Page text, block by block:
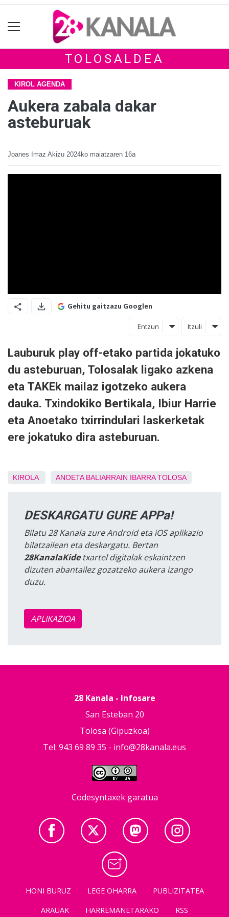
TOLOSALDEA
KIROL AGENDA
Aukera zabala dakar
asteburuak
Joanes Imaz Akizu 2024ko maiatzaren 16a
Gehitu gaitzazu Googlen
Entzun Itzuli
Lauburuk play off-etako partida jokatuko
du asteburuan, Tolosalak ligako azkena
eta TAKEk mailaz igotzeko aukera
dauka. Txindokiko Bertikala, Ibiur Harrie
eta Anoetako txirrindulari laskerketak
ere jokatuko dira asteburuan.
KIROLA ANOETA BALIARRAIN IBARRA TOLOSA
DESKARGATU GURE APPa!
Bilatu 28 Kanala zure Android eta iOS aplikazio
bilatzailean eta deskargatu. Bertan
28KanalaKidetxartel digitalak eskaintzen
dizuten abantailez gozatzeko aukera izango
duzu.
APLIKAZIOA
28 Kanala - Infosare
San Esteban 20
Tolosa (Gipuzkoa)
Tel: 943 69 89 35 - info@28kanala.eus
Codesyntaxek garatua
HONI BURUZ LEGE OHARRA
PUBLIZITATEA
ARAUAK
HARREMANETARAKO RSS